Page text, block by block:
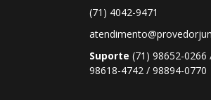
(71) 4042-9471
Suporte (71) 98652-0266
98618-4742 / 98894-0770